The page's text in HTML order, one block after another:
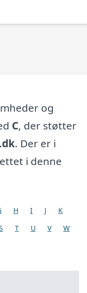
og
C, der støtter
. Der er i
i denne
H I J
K
T U V
W